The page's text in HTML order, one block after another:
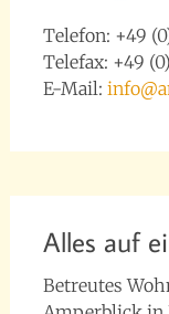
Telefon: +49
Telefax: +49
E-Mail:
Alles auf
Betreutes